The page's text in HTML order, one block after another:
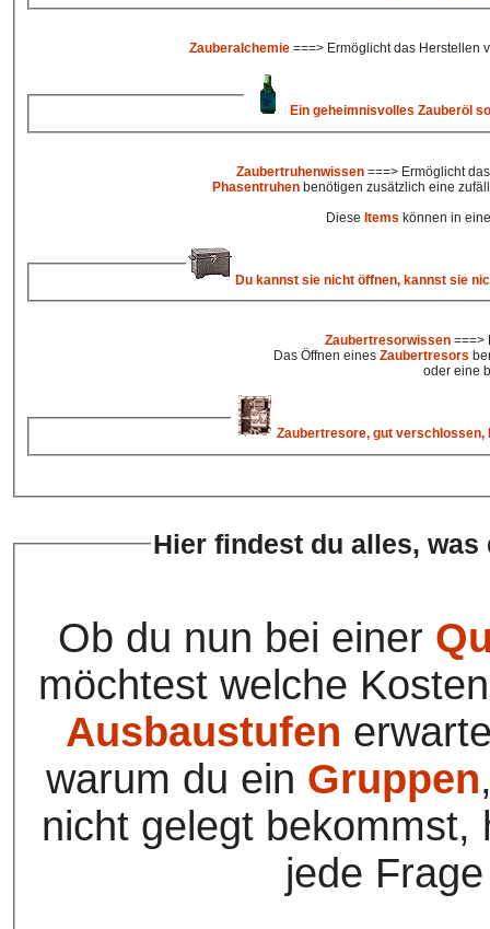
Zauberalchemie===> Ermöglicht das Herstellen
Ein geheimnisvolles Zauberöl
Zaubertruhenwissen ===> Ermöglicht
Phasentruhenbenötigen zusätzlich eine
Diese Items können in
Du kannst sie nicht öffnen, kannst sie
Zaubertresorwissen===>
Das Öffnen eines Zaubertresors
oder eine
Zaubertresore, gut verschlossen,
Hier findest du alles,
Ob du nun bei einer
möchtest welche
Ausbaustufen
warum du ein Gruppen
nicht gelegt bekommst,
jede